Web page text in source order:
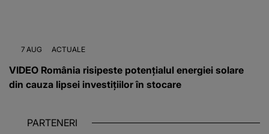
7 AUG ACTUALE
VIDEO România risipeste potențialul energiei solare
din cauza lipsei investițiilor în stocare
PARTENERI